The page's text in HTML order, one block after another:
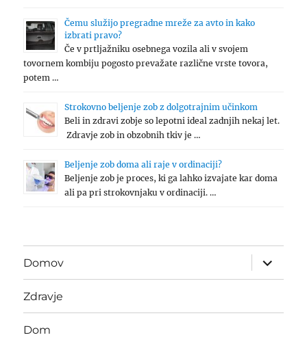
Čemu služijo pregradne mreže za avto in kako
izbrati pravo?
Če v prtljažniku osebnega vozila ali v svojem
tovornem kombiju pogosto prevažate različne vrste tovora,
potem …
Strokovno beljenje zob z dolgotrajnim učinkom
Beli in zdravi zobje so lepotni ideal zadnjih nekaj let.
Zdravje zob in obzobnih tkiv je …
Beljenje zob doma ali raje v ordinaciji?
Beljenje zob je proces, ki ga lahko izvajate kar doma
ali pa pri strokovnjaku v ordinaciji. …
Domov
expand
child
menu
Zdravje
Dom